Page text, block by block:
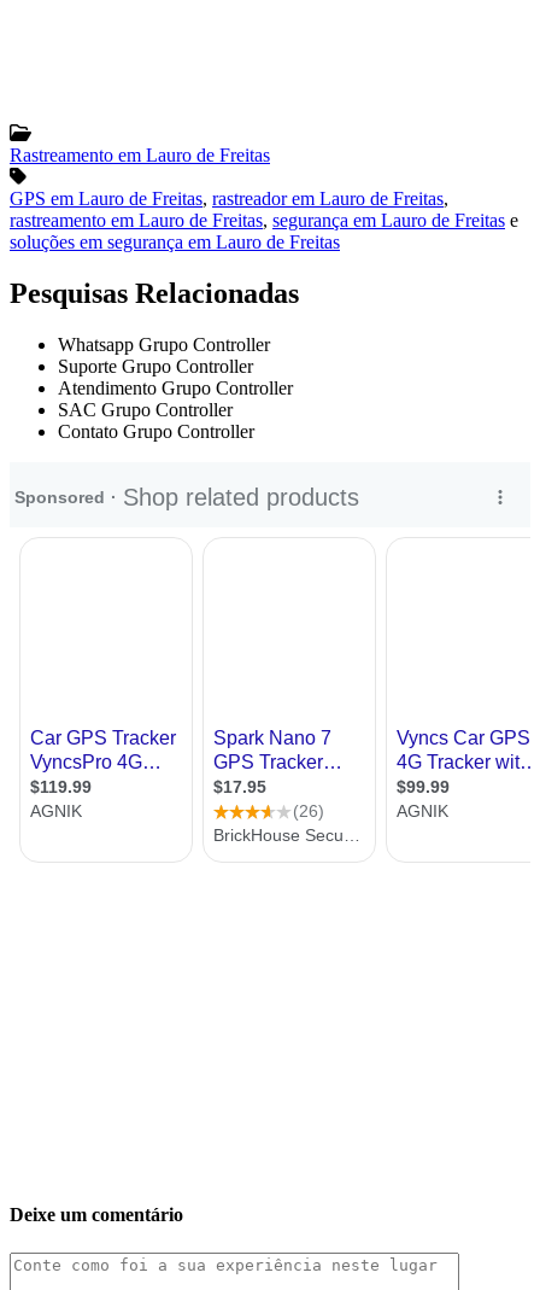
Rastreamento em Lauro de Freitas
GPS em Lauro de Freitas, rastreador em Lauro de Freitas,
rastreamento em Lauro de Freitas, segurança em Lauro de Freitas e
soluções em segurança em Lauro de Freitas
Pesquisas Relacionadas
Whatsapp Grupo Controller
Suporte Grupo Controller
Atendimento Grupo Controller
SAC Grupo Controller
Contato Grupo Controller
Deixe um comentário